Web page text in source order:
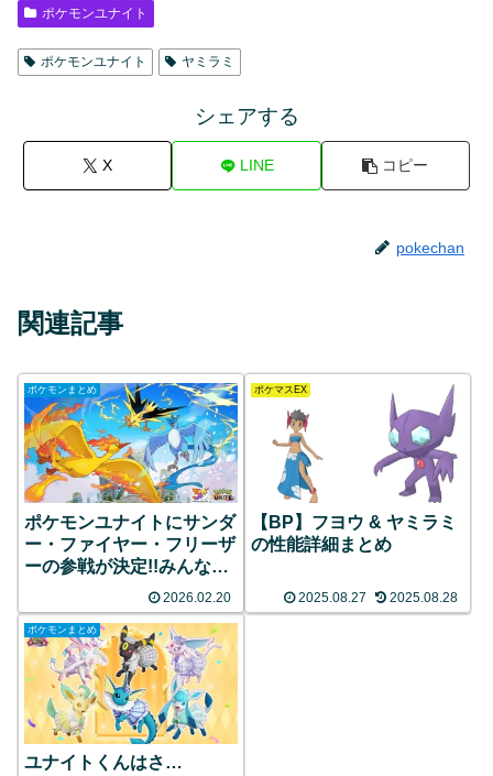
ポケモンユナイト
ポケモンユナイト ヤミラミ
シェアする
X LINE コピー
pokechan
関連記事
ポケモンまとめ
ポケモンユナイトにサンダ
ー・ファイヤー・フリーザ
ーの参戦が決定!!みんなの
2026.02.20
ポケマスEX
【BP】フヨウ & ヤミラミ
の性能詳細まとめ
2025.08.27 2025.08.28
ポケモンまとめ
ユナイトくんはさ…